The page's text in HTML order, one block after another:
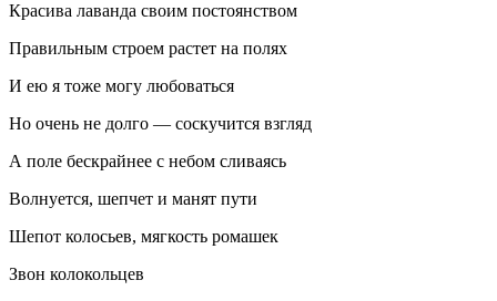
Красива лаванда своим постоянством
Правильным строем растет на полях
И ею я тоже могу любоваться
Но очень не долго — соскучится взгляд
А поле бескрайнее с небом сливаясь
Волнуется, шепчет и манят пути
Шепот колосьев, мягкость ромашек
Звон колокольцев